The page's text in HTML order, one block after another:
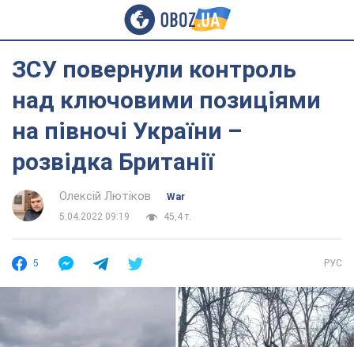
ЗСУ повернули контроль
над ключовими позиціями
на півночі України –
розвідка Британії
Олексій Лютіков
War
5.04.2022 09:19
45,4 т.
5 РУС